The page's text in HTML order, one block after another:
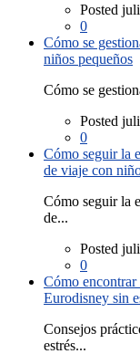
Posted
0
Cómo se
niños pequeños
Cómo se
Posted
0
Cómo seguir la
de viaje con
Cómo seguir la
de...
Posted
0
Cómo encontrar
Eurodisney sin
Consejos
estrés...